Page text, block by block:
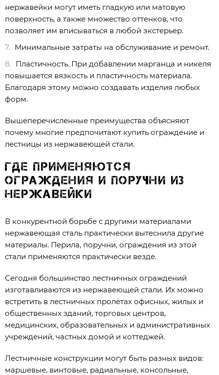
нержавейки могут иметь гладкую или матовую
поверхность, а также множество оттенков, что
позволяет им вписываться в любой экстерьер.
Минимальные затраты на обслуживание и ремонт.
Пластичность. При добавлении марганца и никеля
повышается вязкость и пластичность материала.
Благодаря этому можно создавать изделия любых
форм.
Вышеперечисленные преимущества объясняют
почему многие предпочитают купить ограждение и
лестницы из нержавеющей стали.
Где применяются
ограждения и поручни из
нержавейки
В конкурентной борьбе с другими материалами
нержавеющая сталь практически вытеснила другие
материалы. Перила, поручни, ограждения из этой
стали применяются практически везде.
Сегодня большинство лестничных ограждений
изготавливаются из нержавеющей стали. Их можно
встретить в лестничных пролётах офисных, жилых и
общественных зданий, торговых центров,
медицинских, образовательных и административных
учреждений, частных домой и коттеджей.
Лестничные конструкции могут быть разных видов:
маршевые, винтовые, радиальные, консольные,